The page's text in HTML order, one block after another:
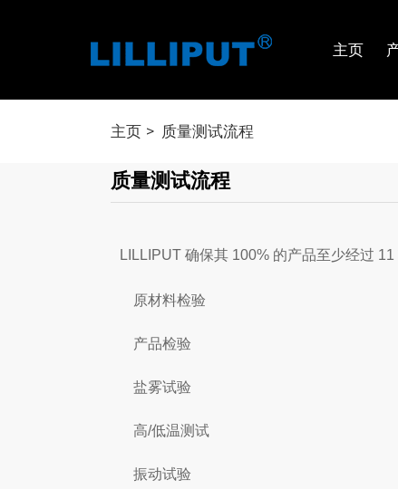
主页
主页 质量测试流程
质量测试流程
LILLIPUT 确保其 100% 的产品至少经过 11
原材料检验
产品检验
盐雾试验
高/低温测试
振动试验